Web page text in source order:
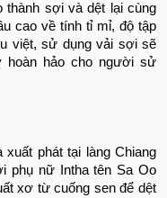
sợi và dệt lại cùng
cao về tính tỉ mỉ, độ tập
việt, sử dụng vải sợi sẽ
hoàn hảo cho người sử
phát tại làng Chiang
phụ nữ Intha tên Sa Oo
xơ từ cuống sen để dệt